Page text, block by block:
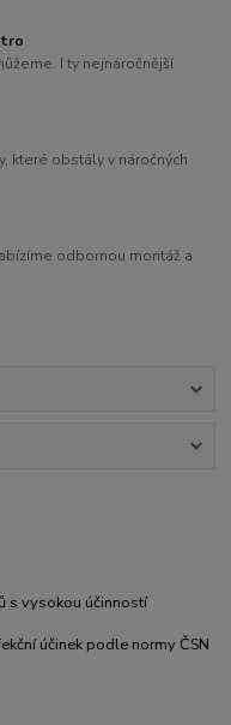
I ty nejnáročnější
které obstály v náročných
odbornou montáž a
s vysokou účinností
účinek podle normy ČSN